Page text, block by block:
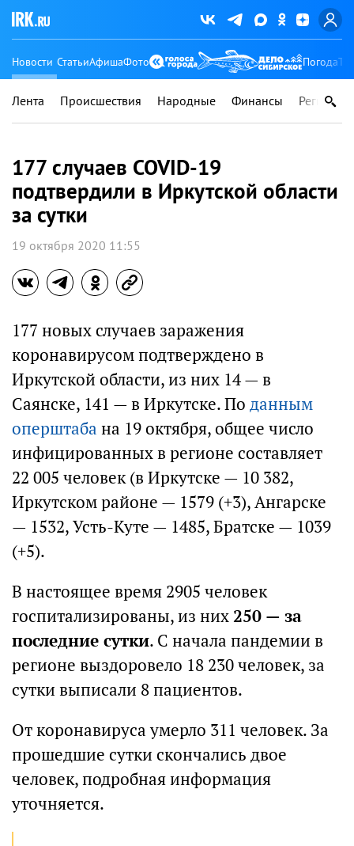
Новости СтатьиАфишаФото Погода
Лента Происшествия Народные Финансы Регионы
177 случаев COVID-19
подтвердили в Иркутской области
за сутки
19 октября 2020 11:55
177 новых случаев заражения
коронавирусом подтверждено в
Иркутской области, из них 14 — в
Саянске, 141 — в Иркутске. По данным
оперштаба на 19 октября, общее число
инфицированных в регионе составляет
22 005 человек (в Иркутске — 10 382,
Иркутском районе — 1579 (+3), Ангарске
— 1532, Усть-Куте — 1485, Братске — 1039
(+5).
В настоящее время 2905 человек
госпитализированы, из них250 — за
последние сутки. С начала пандемии в
регионе выздоровело 18 230 человек, за
сутки выписали 8 пациентов.
От коронавируса умерло 311 человек. За
прошедшие сутки скончались двое
человек, подробная информация
уточняется.